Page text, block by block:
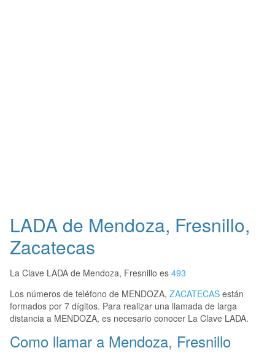
LADA de Mendoza, Fresnillo,
Zacatecas
La Clave LADA de Mendoza, Fresnillo es 493
Los números de teléfono de MENDOZA, ZACATECAS están
formados por 7 dígitos. Para realizar una llamada de larga
distancia a MENDOZA, es necesario conocer La Clave LADA.
Como llamar a Mendoza, Fresnillo